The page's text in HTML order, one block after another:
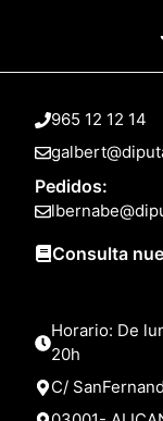
965 12 12 14
Pedidos:
Consulta
Horario: De
20h
C/